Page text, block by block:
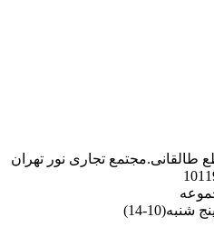
طالقانی.مجتمع تجاری نور تهران